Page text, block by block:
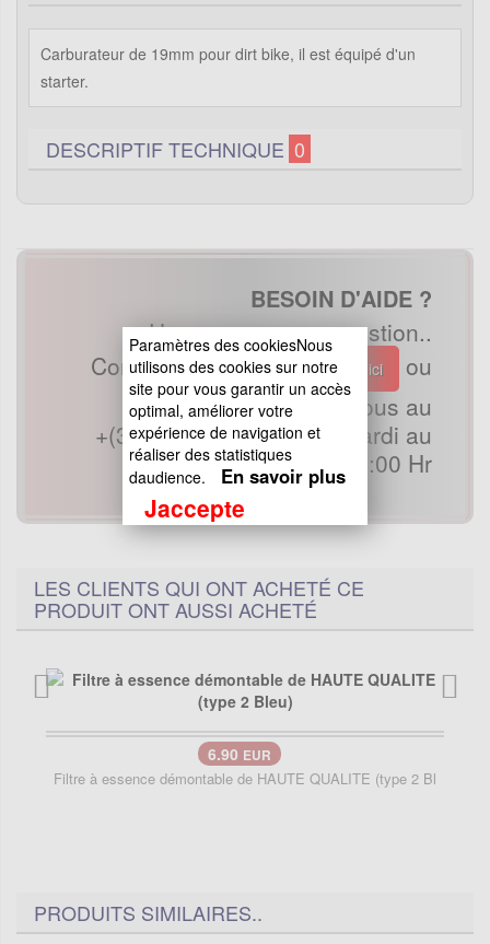
Carburateur de 19mm pour dirt bike, il est équipé d'un
starter.
DESCRIPTIF TECHNIQUE 0
BESOIN D'AIDE ?
Une mesure une question..
Contactez nous par mail
ici
ou
appelez nous au
+(33)0390 208 898du Mardi au
vendredi de 13:00 à 16:00 Hr
LES CLIENTS QUI ONT ACHETÉ CE
PRODUIT ONT AUSSI ACHETÉ
6.90 EUR
Filtre à essence démontable de HAUTE QUALITE (type 2 Bl
PRODUITS SIMILAIRES..
Paramètres des cookiesNous
utilisons des cookies sur notre
site pour vous garantir un accès
optimal, améliorer votre
expérience de navigation et
réaliser des statistiques
daudience.
En savoir plus
Jaccepte